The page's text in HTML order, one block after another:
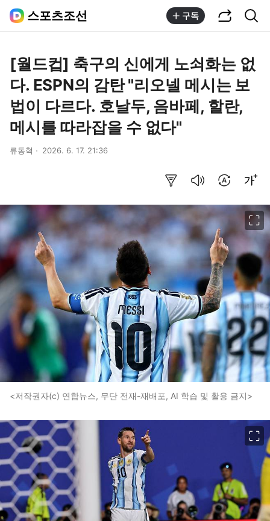
스포츠조선 구독
[월드컵] 축구의 신에게 노쇠화는 없
다. ESPN의 감탄 "리오넬 메시는 보
법이 다르다. 호날두, 음바페, 할란,
메시를 따라잡을 수 없다"
류동혁 2026. 6. 17. 21:36
<저작권자(c) 연합뉴스, 무단 전재-재배포, AI 학습 및 활용 금지>